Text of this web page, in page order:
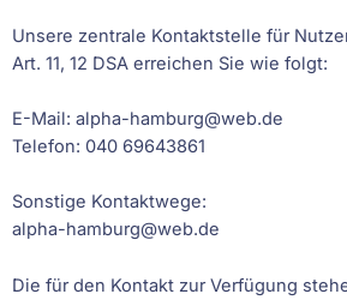
Unsere zentrale Kontaktstelle für
Art. 11, 12 DSA erreichen Sie wie folgt:
E-Mail: alpha-hamburg@web.de
Telefon: 040 69643861
Sonstige Kontaktwege:
alpha-hamburg@web.de
Die für den Kontakt zur Verfügung